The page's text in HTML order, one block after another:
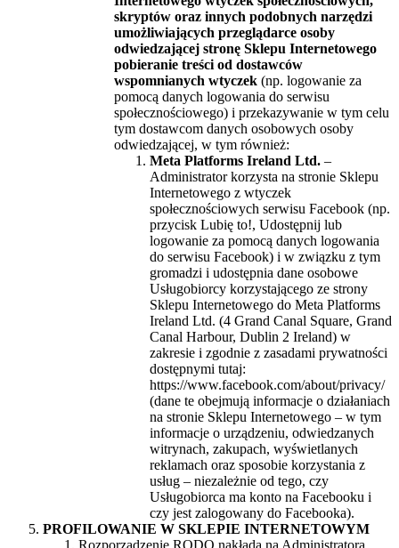
skryptów oraz innych podobnych narzędzi
umożliwiających przeglądarce osoby
odwiedzającej stronę Sklepu Internetowego
pobieranie treści od dostawców
wspomnianych wtyczek (np. logowanie za
pomocą danych logowania do serwisu
społecznościowego) i przekazywanie w tym celu
tym dostawcom danych osobowych osoby
odwiedzającej, w tym również:
Meta Platforms Ireland Ltd. –
Administrator korzysta na stronie Sklepu
Internetowego z wtyczek
społecznościowych serwisu Facebook (np.
przycisk Lubię to!, Udostępnij lub
logowanie za pomocą danych logowania
do serwisu Facebook) i w związku z tym
gromadzi i udostępnia dane osobowe
Usługobiorcy korzystającego ze strony
Sklepu Internetowego do Meta Platforms
Ireland Ltd. (4 Grand Canal Square, Grand
Canal Harbour, Dublin 2 Ireland) w
zakresie i zgodnie z zasadami prywatności
dostępnymi tutaj:
https://www.facebook.com/about/privacy/
(dane te obejmują informacje o działaniach
na stronie Sklepu Internetowego – w tym
informacje o urządzeniu, odwiedzanych
witrynach, zakupach, wyświetlanych
reklamach oraz sposobie korzystania z
usług – niezależnie od tego, czy
Usługobiorca ma konto na Facebooku i
czy jest zalogowany do Facebooka).
PROFILOWANIE W SKLEPIE INTERNETOWYM
Rozporządzenie RODO nakłada na Administratora